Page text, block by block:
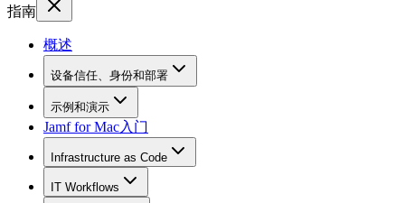
指南
概述
设备信任、身份和部署
示例和演示
Jamf for Mac入门
Infrastructure as Code
IT Workflows